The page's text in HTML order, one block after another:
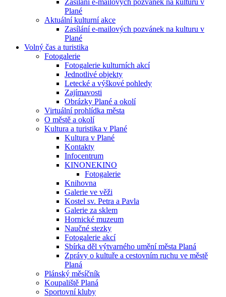
Zasílání e-mailových pozvánek na kulturu v
Plané
Aktuální kulturní akce
Zasílání e-mailových pozvánek na kulturu v
Plané
Volný čas a turistika
Fotogalerie
Fotogalerie kulturních akcí
Jednotlivé objekty
Letecké a výškové pohledy
Zajímavosti
Obrázky Plané a okolí
Virtuální prohlídka města
O městě a okolí
Kultura a turistika v Plané
Kultura v Plané
Kontakty
Infocentrum
KINONEKINO
Fotogalerie
Knihovna
Galerie ve věži
Kostel sv. Petra a Pavla
Galerie za sklem
Hornické muzeum
Naučné stezky
Fotogalerie akcí
Sbírka děl výtvarného umění města Planá
Zprávy o kultuře a cestovním ruchu ve městě
Planá
Plánský měsíčník
Koupaliště Planá
Sportovní kluby